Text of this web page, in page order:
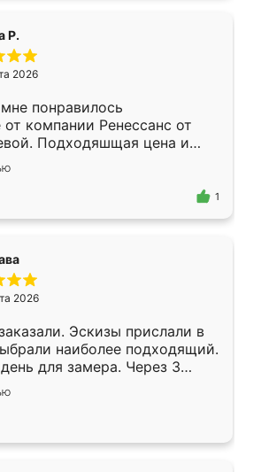
Р.
2026
понравилось
компании Ренессанс от
Подходяшщая цена и
изготовления. Приехавший
Владислав
моему эскизу самый
1
2026
Эскизы прислали в
наиболее подходящий.
для замера. Через 3
уже готова. Остались
Спасибо Ренессанс
работу!